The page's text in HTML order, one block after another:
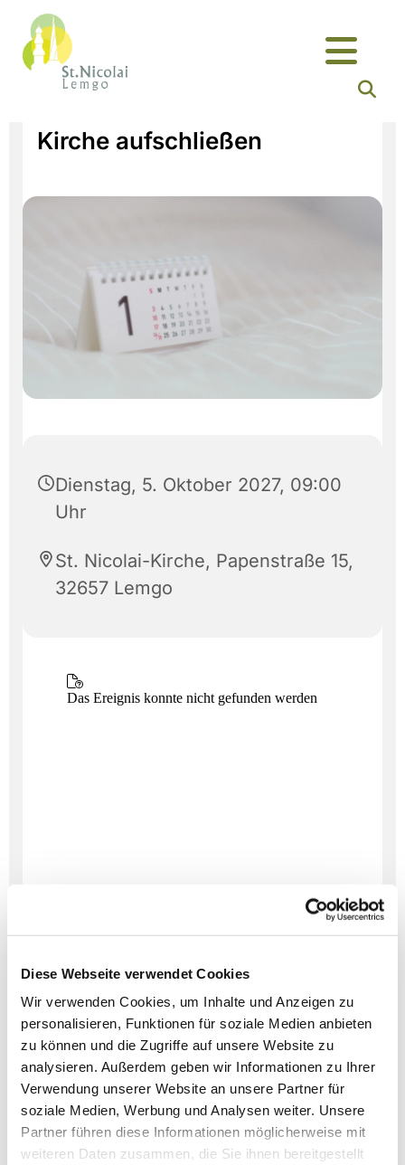
Diese Webseite verwendet Cookies
Wir verwenden Cookies, um Inhalte und Anzeigen zu
personalisieren, Funktionen für soziale Medien anbieten
zu können und die Zugriffe auf unsere Website zu
analysieren. Außerdem geben wir Informationen zu Ihrer
Verwendung unserer Website an unsere Partner für
soziale Medien, Werbung und Analysen weiter. Unsere
Partner führen diese Informationen möglicherweise mit
weiteren Daten zusammen, die Sie ihnen bereitgestellt
Kirche aufschließen
Dienstag, 5. Oktober 2027, 09:00
Uhr
St. Nicolai-Kirche, Papenstraße 15,
32657 Lemgo
Dies könnte Sie auch
interessieren